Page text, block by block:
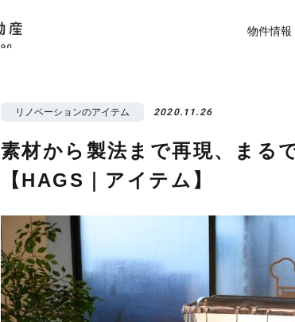
物件情報
リノベーションのアイテム 2020.11.26
素材から製法まで再現、まる
【HAGS｜アイテム】